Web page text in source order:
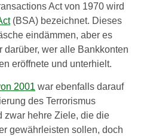
Act von 1970 wird
(BSA) bezeichnet. Dieses
eindämmen, aber es
darüber, wer alle Bankkonten
eröffnete und unterhielt.
2001 war ebenfalls darauf
des Terrorismus
zwar hehre Ziele, die die
gewährleisten sollen, doch